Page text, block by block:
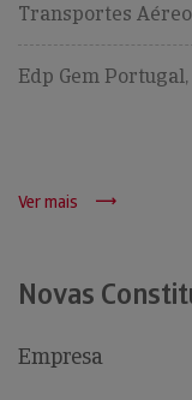
Transportes
Edp Gem Portugal,
Ver mais
Novas
Empresa